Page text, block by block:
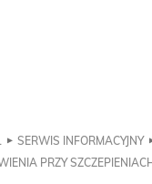
SERWIS INFORMACYJNY
PRZY